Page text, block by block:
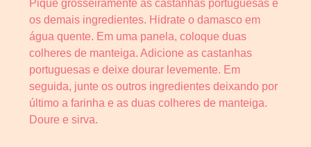
Pique grosseiramente as castanhas portuguesas e
os demais ingredientes. Hidrate o damasco em
água quente. Em uma panela, coloque duas
colheres de manteiga. Adicione as castanhas
portuguesas e deixe dourar levemente. Em
seguida, junte os outros ingredientes deixando por
último a farinha e as duas colheres de manteiga.
Doure e sirva.